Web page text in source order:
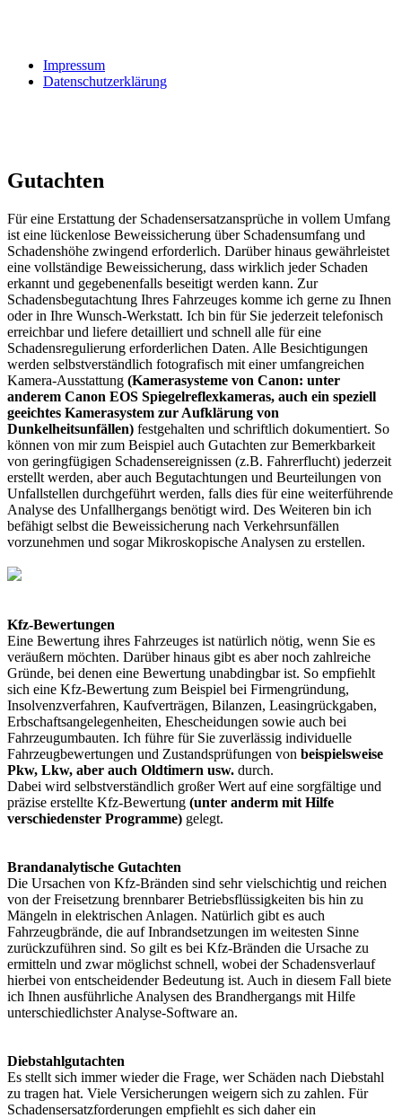
Impressum
Datenschutzerklärung
Gutachten
Für eine Erstattung der Schadensersatzansprüche in vollem Umfang
ist eine lückenlose Beweissicherung über Schadensumfang und
Schadenshöhe zwingend erforderlich. Darüber hinaus gewährleistet
eine vollständige Beweissicherung, dass wirklich jeder Schaden
erkannt und gegebenenfalls beseitigt werden kann. Zur
Schadensbegutachtung Ihres Fahrzeuges komme ich gerne zu Ihnen
oder in Ihre Wunsch-Werkstatt. Ich bin für Sie jederzeit telefonisch
erreichbar und liefere detailliert und schnell alle für eine
Schadensregulierung erforderlichen Daten. Alle Besichtigungen
werden selbstverständlich fotografisch mit einer umfangreichen
Kamera-Ausstattung (Kamerasysteme von Canon: unter
anderem Canon EOS Spiegelreflexkameras, auch ein speziell
geeichtes Kamerasystem zur Aufklärung von
Dunkelheitsunfällen) festgehalten und schriftlich dokumentiert. So
können von mir zum Beispiel auch Gutachten zur Bemerkbarkeit
von geringfügigen Schadensereignissen (z.B. Fahrerflucht) jederzeit
erstellt werden, aber auch Begutachtungen und Beurteilungen von
Unfallstellen durchgeführt werden, falls dies für eine weiterführende
Analyse des Unfallhergangs benötigt wird. Des Weiteren bin ich
befähigt selbst die Beweissicherung nach Verkehrsunfällen
vorzunehmen und sogar Mikroskopische Analysen zu erstellen.
Kfz-Bewertungen
Eine Bewertung ihres Fahrzeuges ist natürlich nötig, wenn Sie es
veräußern möchten. Darüber hinaus gibt es aber noch zahlreiche
Gründe, bei denen eine Bewertung unabdingbar ist. So empfiehlt
sich eine Kfz-Bewertung zum Beispiel bei Firmengründung,
Insolvenzverfahren, Kaufverträgen, Bilanzen, Leasingrückgaben,
Erbschaftsangelegenheiten, Ehescheidungen sowie auch bei
Fahrzeugumbauten. Ich führe für Sie zuverlässig individuelle
Fahrzeugbewertungen und Zustandsprüfungen von beispielsweise
Pkw, Lkw, aber auch Oldtimern usw. durch.
Dabei wird selbstverständlich großer Wert auf eine sorgfältige und
präzise erstellte Kfz-Bewertung (unter anderm mit Hilfe
verschiedenster Programme) gelegt.
Brandanalytische Gutachten
Die Ursachen von Kfz-Bränden sind sehr vielschichtig und reichen
von der Freisetzung brennbarer Betriebsflüssigkeiten bis hin zu
Mängeln in elektrischen Anlagen. Natürlich gibt es auch
Fahrzeugbrände, die auf Inbrandsetzungen im weitesten Sinne
zurückzuführen sind. So gilt es bei Kfz-Bränden die Ursache zu
ermitteln und zwar möglichst schnell, wobei der Schadensverlauf
hierbei von entscheidender Bedeutung ist. Auch in diesem Fall biete
ich Ihnen ausführliche Analysen des Brandhergangs mit Hilfe
unterschiedlichster Analyse-Software an.
Diebstahlgutachten
Es stellt sich immer wieder die Frage, wer Schäden nach Diebstahl
zu tragen hat. Viele Versicherungen weigern sich zu zahlen. Für
Schadensersatzforderungen empfiehlt es sich daher ein